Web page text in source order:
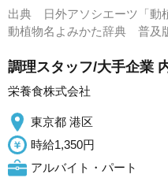
出典
日外アソシエーツ「
動植物名よみかた辞典 普
調理スタッフ/大手企業
栄養食株式会社
東京都 港区
時給1,350円
アルバイト・パート